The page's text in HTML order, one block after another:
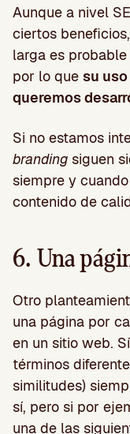
Aunque a nivel
ciertos
larga es
por lo que su
queremos
Si no estamos
branding siguen
siempre y
contenido de
6. Una
Otro
una página por
en un sitio web.
términos
similitudes)
sí, pero si por
una de las